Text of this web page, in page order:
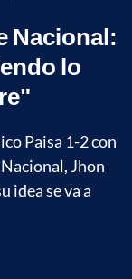
Nacional:
lo
Paisa 1-2 con
Jhon
idea se va a